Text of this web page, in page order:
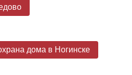
дома в Ногинске